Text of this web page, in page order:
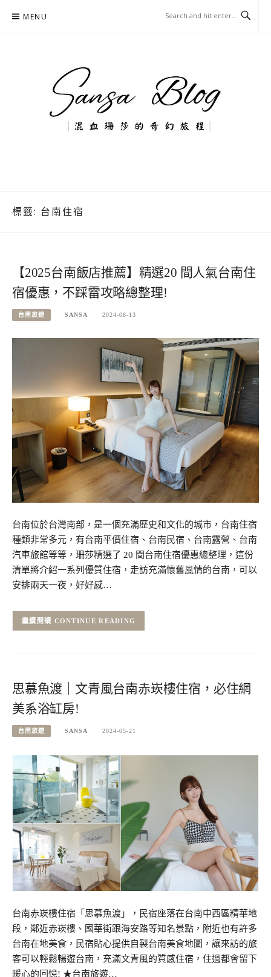
MENU
標籤: 台南住宿
【2025台南飯店推薦】精選20 間人氣台南住
宿優惠，不踩雷攻略總整理!
台南旅遊 SANSA 2024-08-13
台南位於台灣南部，是一個充滿歷史和文化的城市，台南住宿
種類非常多元，有台南平價住宿、台南民宿、台南露營、台南
汽車旅館等等，珊莎精選了 20 間台南住宿優惠總整理，這份
清單將介紹一系列優質住宿，走訪充滿懷舊風情的台南，可以
安排兩天一夜，好好感…
CONTINUE READING
思慕魚渡｜文青風台南赤崁樓住宿，必住網
美系浴缸房!
台南旅遊 SANSA 2024-05-21
台南赤崁樓住宿「思慕魚渡」，民宿座落在台南中西區精華地
段，鄰近赤崁樓、國華街跟海安路等知名景點，附近也有許多
台南在地美食，民宿貼心提供自製台南美食地圖，讓來訪的旅
客可以輕鬆暢遊台南，充滿文青風的質感住宿，住過都會留下
暖心的回憶! ★台南旅遊…